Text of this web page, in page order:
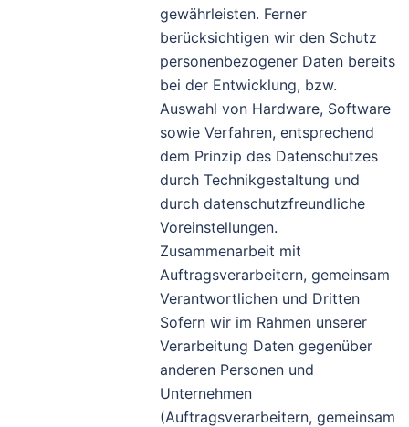
gewährleisten. Ferner
berücksichtigen wir den Schutz
personenbezogener Daten bereits
bei der Entwicklung, bzw.
Auswahl von Hardware, Software
sowie Verfahren, entsprechend
dem Prinzip des Datenschutzes
durch Technikgestaltung und
durch datenschutzfreundliche
Voreinstellungen.
Zusammenarbeit mit
Auftragsverarbeitern, gemeinsam
Verantwortlichen und Dritten
Sofern wir im Rahmen unserer
Verarbeitung Daten gegenüber
anderen Personen und
Unternehmen
(Auftragsverarbeitern, gemeinsam